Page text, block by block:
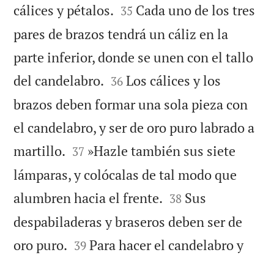
cálices y pétalos. 

35 Cada uno de los tres
pares de brazos tendrá un cáliz en la
parte inferior, donde se unen con el tallo
del candelabro. 

36 Los cálices y los
brazos deben formar una sola pieza con
el candelabro, y ser de oro puro labrado a
martillo. 

37 »Hazle también sus siete
lámparas, y colócalas de tal modo que
alumbren hacia el frente. 

38 Sus
despabiladeras y braseros deben ser de
oro puro. 

39 Para hacer el candelabro y